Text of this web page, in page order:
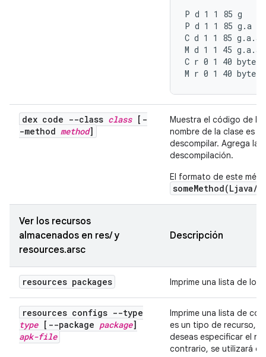
P d 1 1 85 g
P d 1 1 85 g.a
C d 1 1 85 g.a.a
M d 1 1 45
C r 0 1 40 byte[]
M r 0 1 40
dex code --class class[-
-method method]
Muestra el código de
nombre de la clase es
descompilar. Agrega la
descompilación.
El formato de este
Ver los recursos
almacenados en res/ y
resources.arsc
Descripción
resources packages Imprime una lista de
resources configs --type
type[--package package]
apk-file
Imprime una lista de
es un tipo de recurso,
deseas especificar el
contrario, se utilizará el